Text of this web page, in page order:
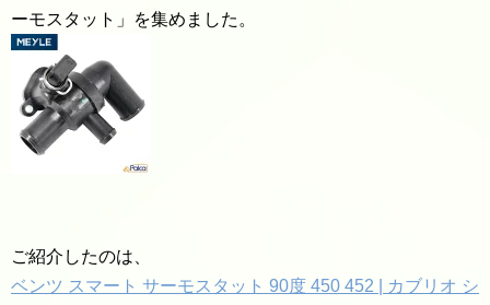
ーモスタット」を集めました。
ご紹介したのは、
ベンツ スマート サーモスタット 90度 450 452 | カブリオ シ